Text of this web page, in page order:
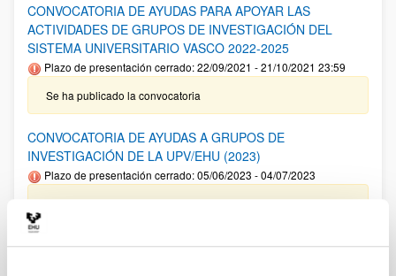
CONVOCATORIA DE AYUDAS PARA APOYAR LAS
ACTIVIDADES DE GRUPOS DE INVESTIGACIÓN DEL
SISTEMA UNIVERSITARIO VASCO 2022-2025
Plazo de presentación cerrado: 22/09/2021 - 21/10/2021 23:59
Se ha publicado la convocatoria
CONVOCATORIA DE AYUDAS A GRUPOS DE
INVESTIGACIÓN DE LA UPV/EHU (2023)
Plazo de presentación cerrado: 05/06/2023 - 04/07/2023
14/02/2024 Resolución Definitiva de ayudas concedidas y
provisional de solicitudes admitidas y excluidas para